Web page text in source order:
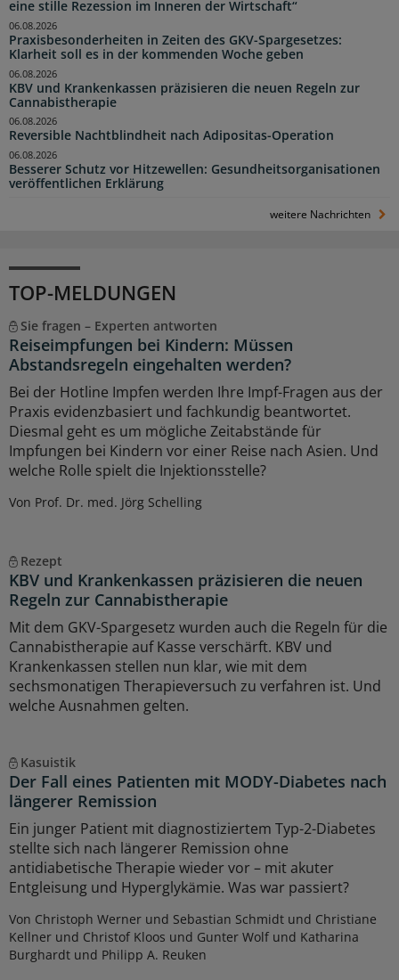
eine stille Rezession im Inneren der Wirtschaft“
Praxisbesonderheiten in Zeiten des GKV-Spargesetzes:
Klarheit soll es in der kommenden Woche geben
06.08.2026
KBV und Krankenkassen präzisieren die neuen Regeln zur
Cannabistherapie
06.08.2026
Reversible Nachtblindheit nach Adipositas-Operation
06.08.2026
Besserer Schutz vor Hitzewellen: Gesundheitsorganisationen
veröffentlichen Erklärung
06.08.2026
weitere Nachrichten
TOP-MELDUNGEN
Sie fragen – Experten antworten
Reiseimpfungen bei Kindern: Müssen
Abstandsregeln eingehalten werden?
Bei der Hotline Impfen werden Ihre Impf-Fragen aus der
Praxis evidenzbasiert und fachkundig beantwortet.
Diesmal geht es um mögliche Zeitabstände für
Impfungen bei Kindern vor einer Reise nach Asien. Und
welche Rolle spielt die Injektionsstelle?
Von Prof. Dr. med. Jörg Schelling
Rezept
KBV und Krankenkassen präzisieren die neuen
Regeln zur Cannabistherapie
Mit dem GKV-Spargesetz wurden auch die Regeln für die
Cannabistherapie auf Kasse verschärft. KBV und
Krankenkassen stellen nun klar, wie mit dem
sechsmonatigen Therapieversuch zu verfahren ist. Und
welche Ausnahmen gelten.
Kasuistik
Der Fall eines Patienten mit MODY-Diabetes nach
längerer Remission
Ein junger Patient mit diagnostiziertem Typ-2-Diabetes
stellte sich nach längerer Remission ohne
antidiabetische Therapie wieder vor – mit akuter
Entgleisung und Hyperglykämie. Was war passiert?
Von Christoph Werner und Sebastian Schmidt und Christiane
Kellner und Christof Kloos und Gunter Wolf und Katharina
Burghardt und Philipp A. Reuken